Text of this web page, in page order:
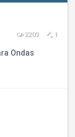
2203 1
Ondas